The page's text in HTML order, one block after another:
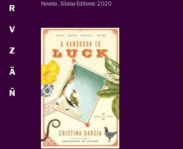
R
V
Z
Ä
Ñ
Novela ,Sílaba Editores·2020